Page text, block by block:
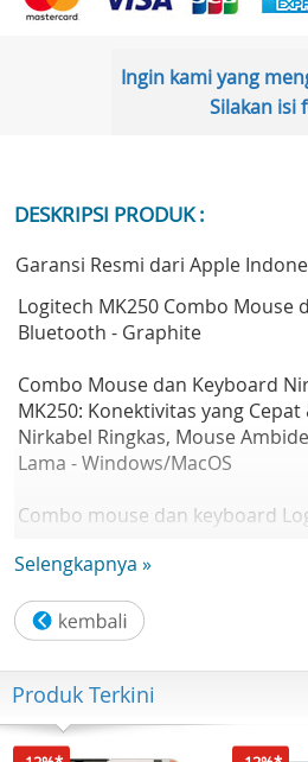
Ingin kami yang
Silakan isi
DESKRIPSI PRODUK :
Garansi Resmi dari Apple
Logitech MK250 Combo Mouse
Bluetooth - Graphite
Combo Mouse dan Keyboard
MK250: Konektivitas yang
Nirkabel Ringkas, Mouse
Lama - Windows/MacOS
Combo mouse dan keyboard
Terhubung dalam hitungan
kerja yang rapi. Dibuat agar
tahan tumpahan (2) untuk
menjadikannya pilihan ideal
Bentuk mouse M196
tombol K250 yang cepat,
Selengkapnya »
Produk Terkini